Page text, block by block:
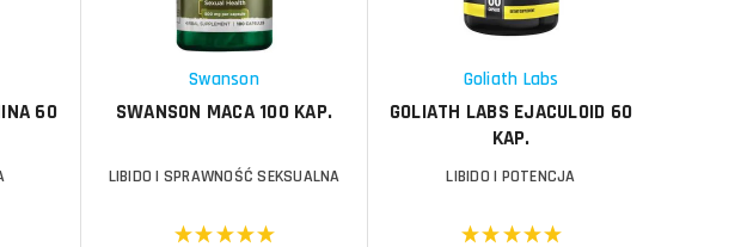
60
Swanson
SWANSON MACA 100 KAP.
LIBIDO I SPRAWNOŚĆ SEKSUALNA
Goliath Labs
GOLIATH LABS EJACULOID 60
KAP.
LIBIDO I POTENCJA